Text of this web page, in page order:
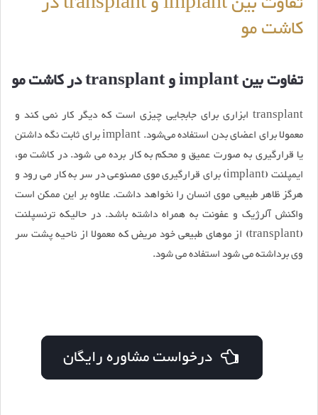
کاشت مو
تفاوت بین implant و transplant در کاشت مو
transplant ابزاری برای جابجایی چیزی است که دیگر کار نمی کند و
معمولا برای اعضای بدن استفاده می‌شود. implant برای ثابت نگه داشتن
یا قرارگیری به صورت عمیق و محکم به کار برده می شود. در کاشت مو،
ایمپلنت (implant) برای قرارگیری موی مصنوعی در سر به کار می رود و
هرگز ظاهر طبیعی موی انسان را نخواهد داشت. علاوه بر این ممکن است
واکنش آلرژیک و عفونت به همراه داشته باشد. در حالیکه ترنسپلنت
(transplant) از موهای طبیعی خود مریض که معمولا از ناحیه پشت سر
وی برداشته می شود استفاده می شود.
درخواست مشاوره رایگان